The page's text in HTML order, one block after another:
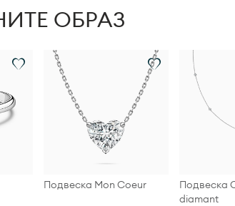
ОБРАЗ
Подвеска Mon Coeur
Подвеска
diamant